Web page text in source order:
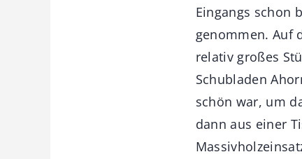
Eingangs schon
genommen. Auf
relativ großes
Schubladen
schön war, um
dann aus einer